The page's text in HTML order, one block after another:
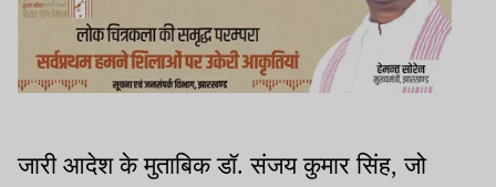
जारी आदेश के मुताबिक डॉ. संजय कुमार सिंह, जो